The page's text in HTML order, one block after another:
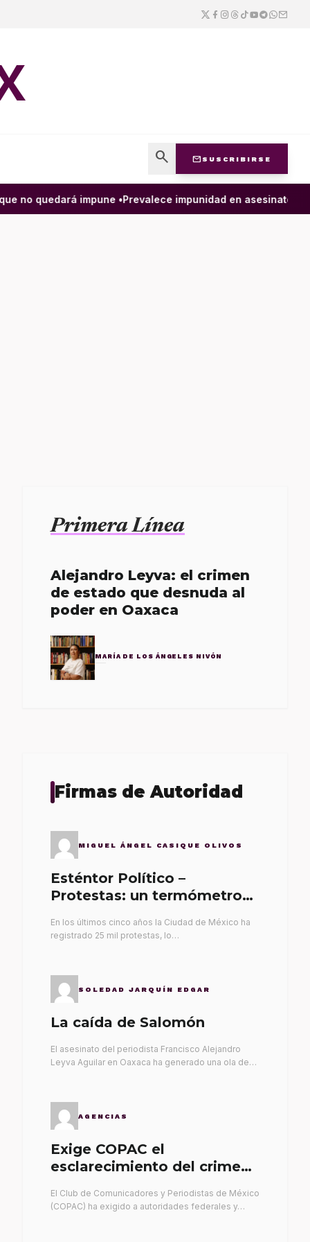
search mail SUSCRIBIRSE
quedará impune •Prevalece impunidad en asesinato de
Primera Línea
Alejandro Leyva: el crimen
de estado que desnuda al
poder en Oaxaca
MARÍA DE LOS ÁNGELES NIVÓN
Firmas de Autoridad
MIGUEL ÁNGEL CASIQUE OLIVOS
Esténtor Político –
Protestas: un termómetro
En los últimos cinco años la Ciudad de México ha
registrado 25 mil protestas, lo…
SOLEDAD JARQUÍN EDGAR
La caída de Salomón
El asesinato del periodista Francisco Alejandro
Leyva Aguilar en Oaxaca ha generado una ola de…
AGENCIAS
Exige COPAC el
esclarecimiento del crimen
El Club de Comunicadores y Periodistas de México
(COPAC) ha exigido a autoridades federales y…